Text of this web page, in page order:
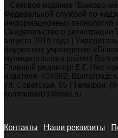
Сетевое издание "Быково-
Федеральной службой по
информационных технологий
Свидетельство о
августа 2016 года |
бюджетное учреждение
муниципального района
Главный редактор: Е.Г.
издателя: 404062,
ул. Советская, 65 | Телефон:
kommunar03@mail.ru
Контакты Наши реквизиты